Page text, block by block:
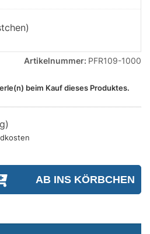
Artikelnummer: PFR109-1000
beim Kauf dieses Produktes.